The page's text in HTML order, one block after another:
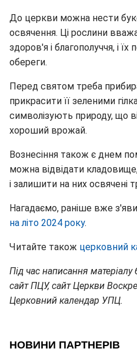
До церкви можна нести
освячення. Ці рослини
здоров'я і благополуччя, і
обереги.
Перед святом треба
прикрасити її зеленими
символізують природу, що
хороший врожай.
Вознесіння також є днем
можна відвідати
і залишити на них освячені
Нагадаємо, раніше вже
на літо 2024 року.
Читайте також церковний
Під час написання
сайт ПЦУ, сайт Церкви
Церковний календар УПЦ.